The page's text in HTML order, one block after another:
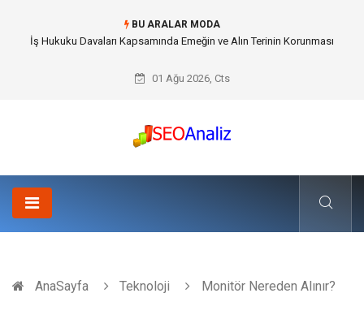
BU ARALAR MODA
İş Hukuku Davaları Kapsamında Emeğin ve Alın Terinin Korunması
01 Ağu 2026, Cts
AnaSayfa Teknoloji Monitör Nereden Alınır?